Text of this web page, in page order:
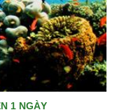
1 NGÀY